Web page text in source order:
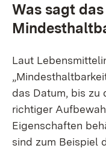
Was sagt das
Laut
das Datum, bis zu
richtiger
Eigenschaften
sind zum Beispiel